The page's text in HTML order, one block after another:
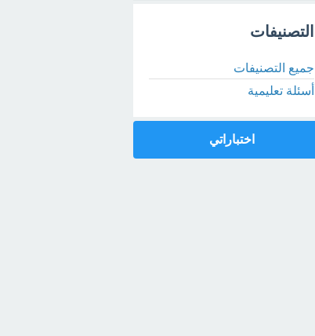
التصنيفات
جميع التصنيفات
أسئلة تعليمية
اختباراتي